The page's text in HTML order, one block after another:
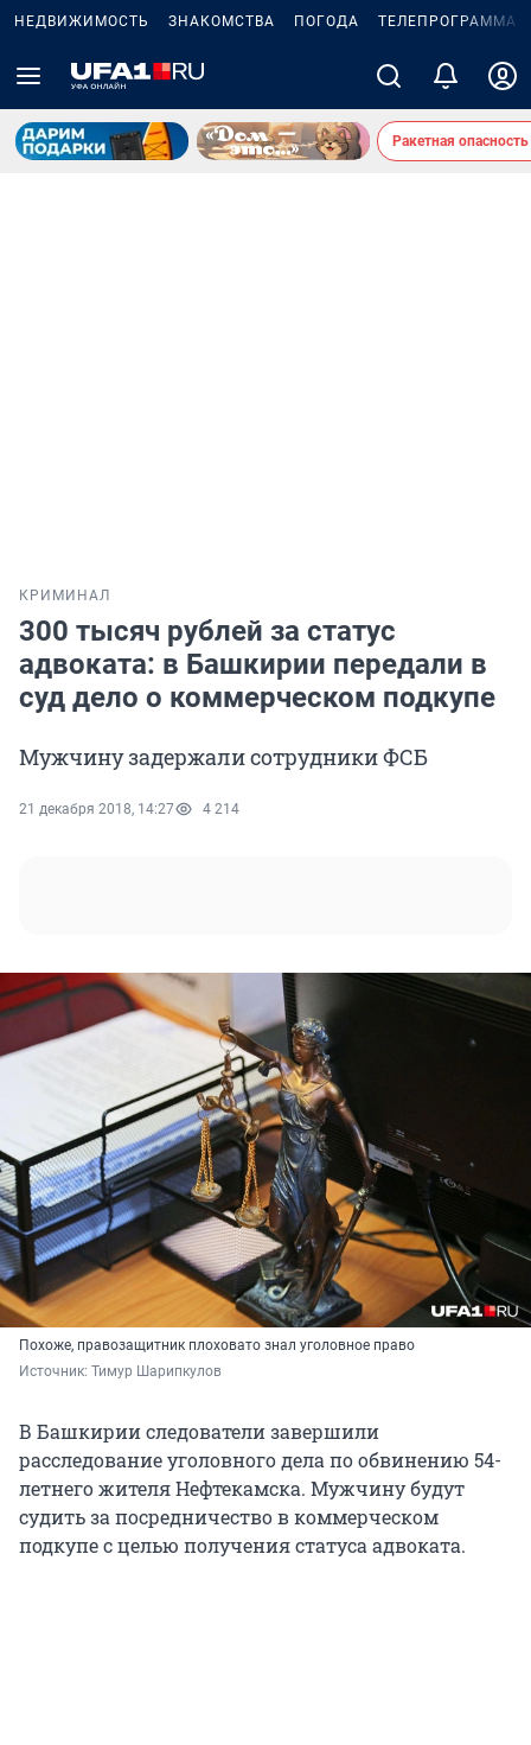
НЕДВИЖИМОСТЬ ЗНАКОМСТВА ПОГОДА ТЕЛЕПРОГРАММА
Ракетная
КРИМИНАЛ
300 тысяч рублей за статус
адвоката: в Башкирии передали в
суд дело о коммерческом подкупе
Мужчину задержали сотрудники ФСБ
21 декабря 2018, 14:27 4 214
Похоже, правозащитник плоховато знал уголовное право
Источник: Тимур Шарипкулов
В Башкирии следователи завершили
расследование уголовного дела по обвинению 54-
летнего жителя Нефтекамска. Мужчину будут
судить за посредничество в коммерческом
подкупе с целью получения статуса адвоката.